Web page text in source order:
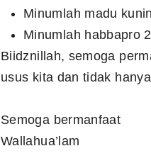
Minumlah madu
Minumlah habbapro
Biidznillah, semoga
usus kita dan tidak
Semoga bermanfaat
Wallahua’lam